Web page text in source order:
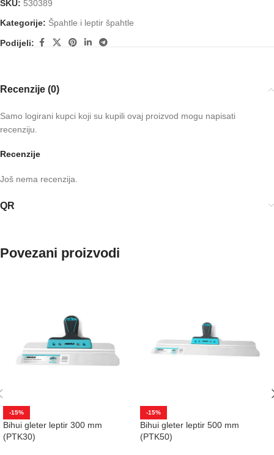
SKU: 530389
Kategorije: Špahtle i leptir špahtle
Podijeli:
Recenzije (0)
Recenzije
Još nema recenzija.
Samo logirani kupci koji su kupili ovaj proizvod mogu napisati
recenziju.
QR
Povezani proizvodi
-15%
Bihui gleter leptir 300 mm
(PTK30)
-15%
Bihui gleter leptir 500 mm
(PTK50)